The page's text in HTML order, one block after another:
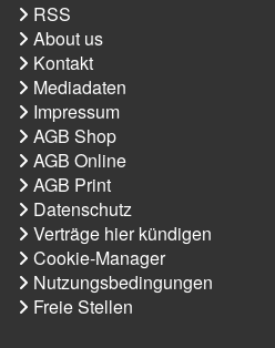
RSS
About us
Kontakt
Mediadaten
Impressum
AGB Shop
AGB Online
AGB Print
Datenschutz
Verträge hier kündigen
Cookie-Manager
Nutzungsbedingungen
Freie Stellen